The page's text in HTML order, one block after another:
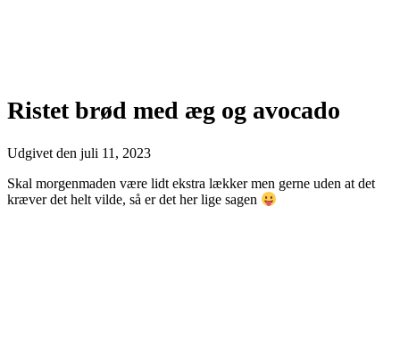
Ristet brød med æg og avocado
Udgivet den juli 11, 2023
Skal morgenmaden være lidt ekstra lækker men gerne uden at det
kræver det helt vilde, så er det her lige sagen